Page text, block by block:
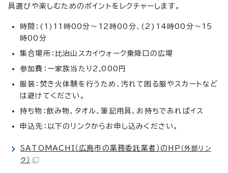
具選びや楽しむためのポイントをレクチャーします。
時間：(1)11時00分～12時00分、(2)14時00分～15
時00分
集合場所：比治山スカイウォーク乗降口の広場
参加費：一家族当たり2,000円
服装：焚き火体験を行うため、汚れて困る服やスカートなど
は避けてください。
持ち物：飲み物、タオル、筆記用具、お持ちであればイス
申込先：以下のリンクからお申し込みください。
SATOMACHI（広島市の業務委託業者）のHP （外部リン
ク）